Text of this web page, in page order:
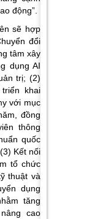
động”.
sẽ hợp
đổi
tâm xây
dụng AI
trị; (2)
khai
với mục
đồng
thông
quốc
Kết nối
tổ chức
thuật và
dụng
tăng
cao